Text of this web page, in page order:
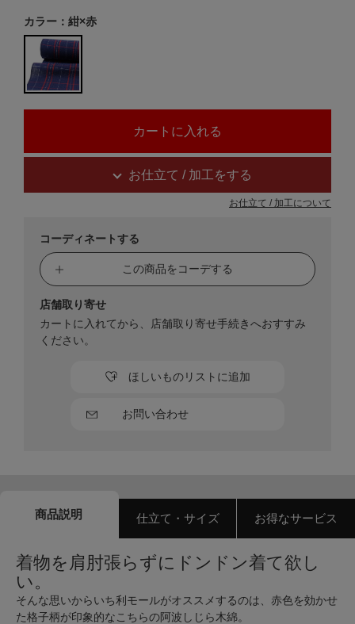
カラー：紺×赤
お仕立て / 加工をする
お仕立て / 加工について
コーディネートする
この商品をコーデする
お問い合わせ
ほしいものリストに追加
店舗取り寄せ
カートに入れてから、店舗取り寄せ手続きへおすすみ
ください。
商品説明 仕立て・サイズ お得なサービス
着物を肩肘張らずにドンドン着て欲し
い。
そんな思いからいち利モールがオススメするのは、赤色を効かせ
た格子柄が印象的なこちらの阿波しじら木綿。